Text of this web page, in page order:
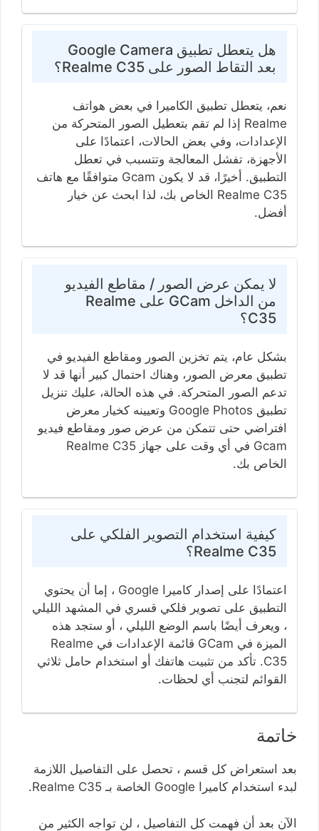
هل يتعطل تطبيق Google Camera
بعد التقاط الصور على Realme C35؟
نعم، يتعطل تطبيق الكاميرا في بعض هواتف
Realme إذا لم تقم بتعطيل الصور المتحركة من
الإعدادات، وفي بعض الحالات، اعتمادًا على
الأجهزة، تفشل المعالجة وتتسبب في تعطل
التطبيق. أخيرًا، قد لا يكون Gcam متوافقًا مع هاتف
Realme C35 الخاص بك، لذا ابحث عن خيار
أفضل.
لا يمكن عرض الصور / مقاطع الفيديو
من الداخل GCam على Realme
C35؟
بشكل عام، يتم تخزين الصور ومقاطع الفيديو في
تطبيق معرض الصور، وهناك احتمال كبير أنها قد لا
تدعم الصور المتحركة. في هذه الحالة، عليك تنزيل
تطبيق Google Photos وتعيينه كخيار معرض
افتراضي حتى تتمكن من عرض صور ومقاطع فيديو
Gcam في أي وقت على جهاز Realme C35
الخاص بك.
كيفية استخدام التصوير الفلكي على
Realme C35؟
اعتمادًا على إصدار كاميرا Google ، إما أن يحتوي
التطبيق على تصوير فلكي قسري في المشهد الليلي
، ويعرف أيضًا باسم الوضع الليلي ، أو ستجد هذه
الميزة في GCam قائمة الإعدادات في Realme
C35. تأكد من تثبيت هاتفك أو استخدام حامل ثلاثي
القوائم لتجنب أي لحظات.
خاتمة
بعد استعراض كل قسم ، تحصل على التفاصيل اللازمة
لبدء استخدام كاميرا Google الخاصة بـ Realme C35.
الآن بعد أن فهمت كل التفاصيل ، لن تواجه الكثير من